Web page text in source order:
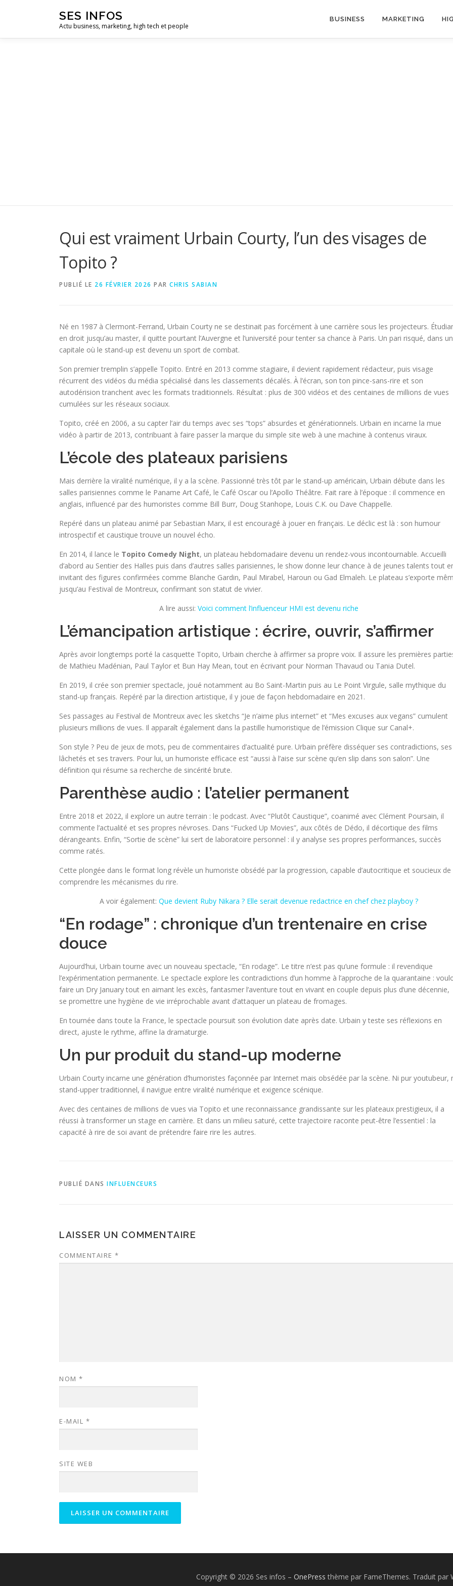
SES INFOS
Actu business, marketing, high tech et people
BUSINESS MARKETING
Qui est vraiment Urbain Courty, l’un des visages de
Topito ?
PUBLIÉ LE 26 FÉVRIER 2026 PAR CHRIS SABIAN
Né en 1987 à Clermont-Ferrand, Urbain Courty ne se destinait pas forcément à une carrière sous les projecteurs.
en droit jusqu’au master, il quitte pourtant l’Auvergne et l’université pour tenter sa chance à Paris. Un pari risqué, dans
capitale où le stand-up est devenu un sport de combat.
Son premier tremplin s’appelle Topito. Entré en 2013 comme stagiaire, il devient rapidement rédacteur, puis visage
récurrent des vidéos du média spécialisé dans les classements décalés. À l’écran, son ton pince-sans-rire et son
autodérision tranchent avec les formats traditionnels. Résultat : plus de 300 vidéos et des centaines de millions de vues
cumulées sur les réseaux sociaux.
Topito, créé en 2006, a su capter l’air du temps avec ses “tops” absurdes et générationnels. Urbain en incarne la mue
vidéo à partir de 2013, contribuant à faire passer la marque du simple site web à une machine à contenus viraux.
L’école des plateaux parisiens
Mais derrière la viralité numérique, il y a la scène. Passionné très tôt par le stand-up américain, Urbain débute dans les
salles parisiennes comme le Paname Art Café, le Café Oscar ou l’Apollo Théâtre. Fait rare à l’époque : il commence en
anglais, influencé par des humoristes comme Bill Burr, Doug Stanhope, Louis C.K. ou Dave Chappelle.
Repéré dans un plateau animé par Sebastian Marx, il est encouragé à jouer en français. Le déclic est là : son humour
introspectif et caustique trouve un nouvel écho.
En 2014, il lance le Topito Comedy Night, un plateau hebdomadaire devenu un rendez-vous incontournable. Accueilli
d’abord au Sentier des Halles puis dans d’autres salles parisiennes, le show donne leur chance à de jeunes talents tout
invitant des figures confirmées comme Blanche Gardin, Paul Mirabel, Haroun ou Gad Elmaleh. Le plateau s’exporte
jusqu’au Festival de Montreux, confirmant son statut de vivier.
A lire aussi: Voici comment l’influenceur HMI est devenu riche
L’émancipation artistique : écrire, ouvrir, s’affirmer
Après avoir longtemps porté la casquette Topito, Urbain cherche à affirmer sa propre voix. Il assure les premières
de Mathieu Madénian, Paul Taylor et Bun Hay Mean, tout en écrivant pour Norman Thavaud ou Tania Dutel.
En 2019, il crée son premier spectacle, joué notamment au Bo Saint-Martin puis au Le Point Virgule, salle mythique du
stand-up français. Repéré par la direction artistique, il y joue de façon hebdomadaire en 2021.
Ses passages au Festival de Montreux avec les sketchs “Je n’aime plus internet” et “Mes excuses aux vegans” cumulent
plusieurs millions de vues. Il apparaît également dans la pastille humoristique de l’émission Clique sur Canal+.
Son style ? Peu de jeux de mots, peu de commentaires d’actualité pure. Urbain préfère disséquer ses contradictions, ses
lâchetés et ses travers. Pour lui, un humoriste efficace est “aussi à l’aise sur scène qu’en slip dans son salon”. Une
définition qui résume sa recherche de sincérité brute.
Parenthèse audio : l’atelier permanent
Entre 2018 et 2022, il explore un autre terrain : le podcast. Avec “Plutôt Caustique”, coanimé avec Clément Poursain, il
commente l’actualité et ses propres névroses. Dans “Fucked Up Movies”, aux côtés de Dédo, il décortique des films
dérangeants. Enfin, “Sortie de scène” lui sert de laboratoire personnel : il y analyse ses propres performances, succès
comme ratés.
Cette plongée dans le format long révèle un humoriste obsédé par la progression, capable d’autocritique et soucieux de
comprendre les mécanismes du rire.
A voir également: Que devient Ruby Nikara ? Elle serait devenue redactrice en chef chez playboy ?
“En rodage” : chronique d’un trentenaire en crise
douce
Aujourd’hui, Urbain tourne avec un nouveau spectacle, “En rodage”. Le titre n’est pas qu’une formule : il revendique
l’expérimentation permanente. Le spectacle explore les contradictions d’un homme à l’approche de la quarantaine :
faire un Dry January tout en aimant les excès, fantasmer l’aventure tout en vivant en couple depuis plus d’une décennie,
se promettre une hygiène de vie irréprochable avant d’attaquer un plateau de fromages.
En tournée dans toute la France, le spectacle poursuit son évolution date après date. Urbain y teste ses réflexions en
direct, ajuste le rythme, affine la dramaturgie.
Un pur produit du stand-up moderne
Urbain Courty incarne une génération d’humoristes façonnée par Internet mais obsédée par la scène. Ni pur youtubeur,
stand-upper traditionnel, il navigue entre viralité numérique et exigence scénique.
Avec des centaines de millions de vues via Topito et une reconnaissance grandissante sur les plateaux prestigieux, il a
réussi à transformer un stage en carrière. Et dans un milieu saturé, cette trajectoire raconte peut-être l’essentiel : la
capacité à rire de soi avant de prétendre faire rire les autres.
PUBLIÉ DANS INFLUENCEURS
LAISSER UN COMMENTAIRE
COMMENTAIRE *
NOM *
E-MAIL *
SITE WEB
Copyright © 2026 Ses infos – OnePress thème par FameThemes. Traduit par